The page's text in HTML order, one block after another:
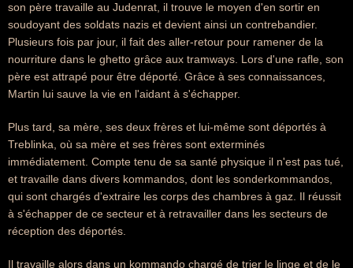
son père travaille au Judenrat, il trouve le moyen d'en sortir en
soudoyant des soldats nazis et devient ainsi un contrebandier.
Plusieurs fois par jour, il fait des aller-retour pour ramener de la
nourriture dans le ghetto grâce aux tramways. Lors d'une rafle, son
père est attrapé pour être déporté. Grâce à ses connaissances,
Martin lui sauve la vie en l'aidant à s'échapper.
Plus tard, sa mère, ses deux frères et lui-même sont déportés à
Treblinka, où sa mère et ses frères sont exterminés
immédiatement. Compte tenu de sa santé physique il n'est pas tué,
et travaille dans divers kommandos, dont les sonderkommandos,
qui sont chargés d'extraire les corps des chambres à gaz. Il réussit
à s'échapper de ce secteur et à retravailler dans les secteurs de
réception des déportés.
Il travaille alors dans un kommando chargé de trier le linge et de le